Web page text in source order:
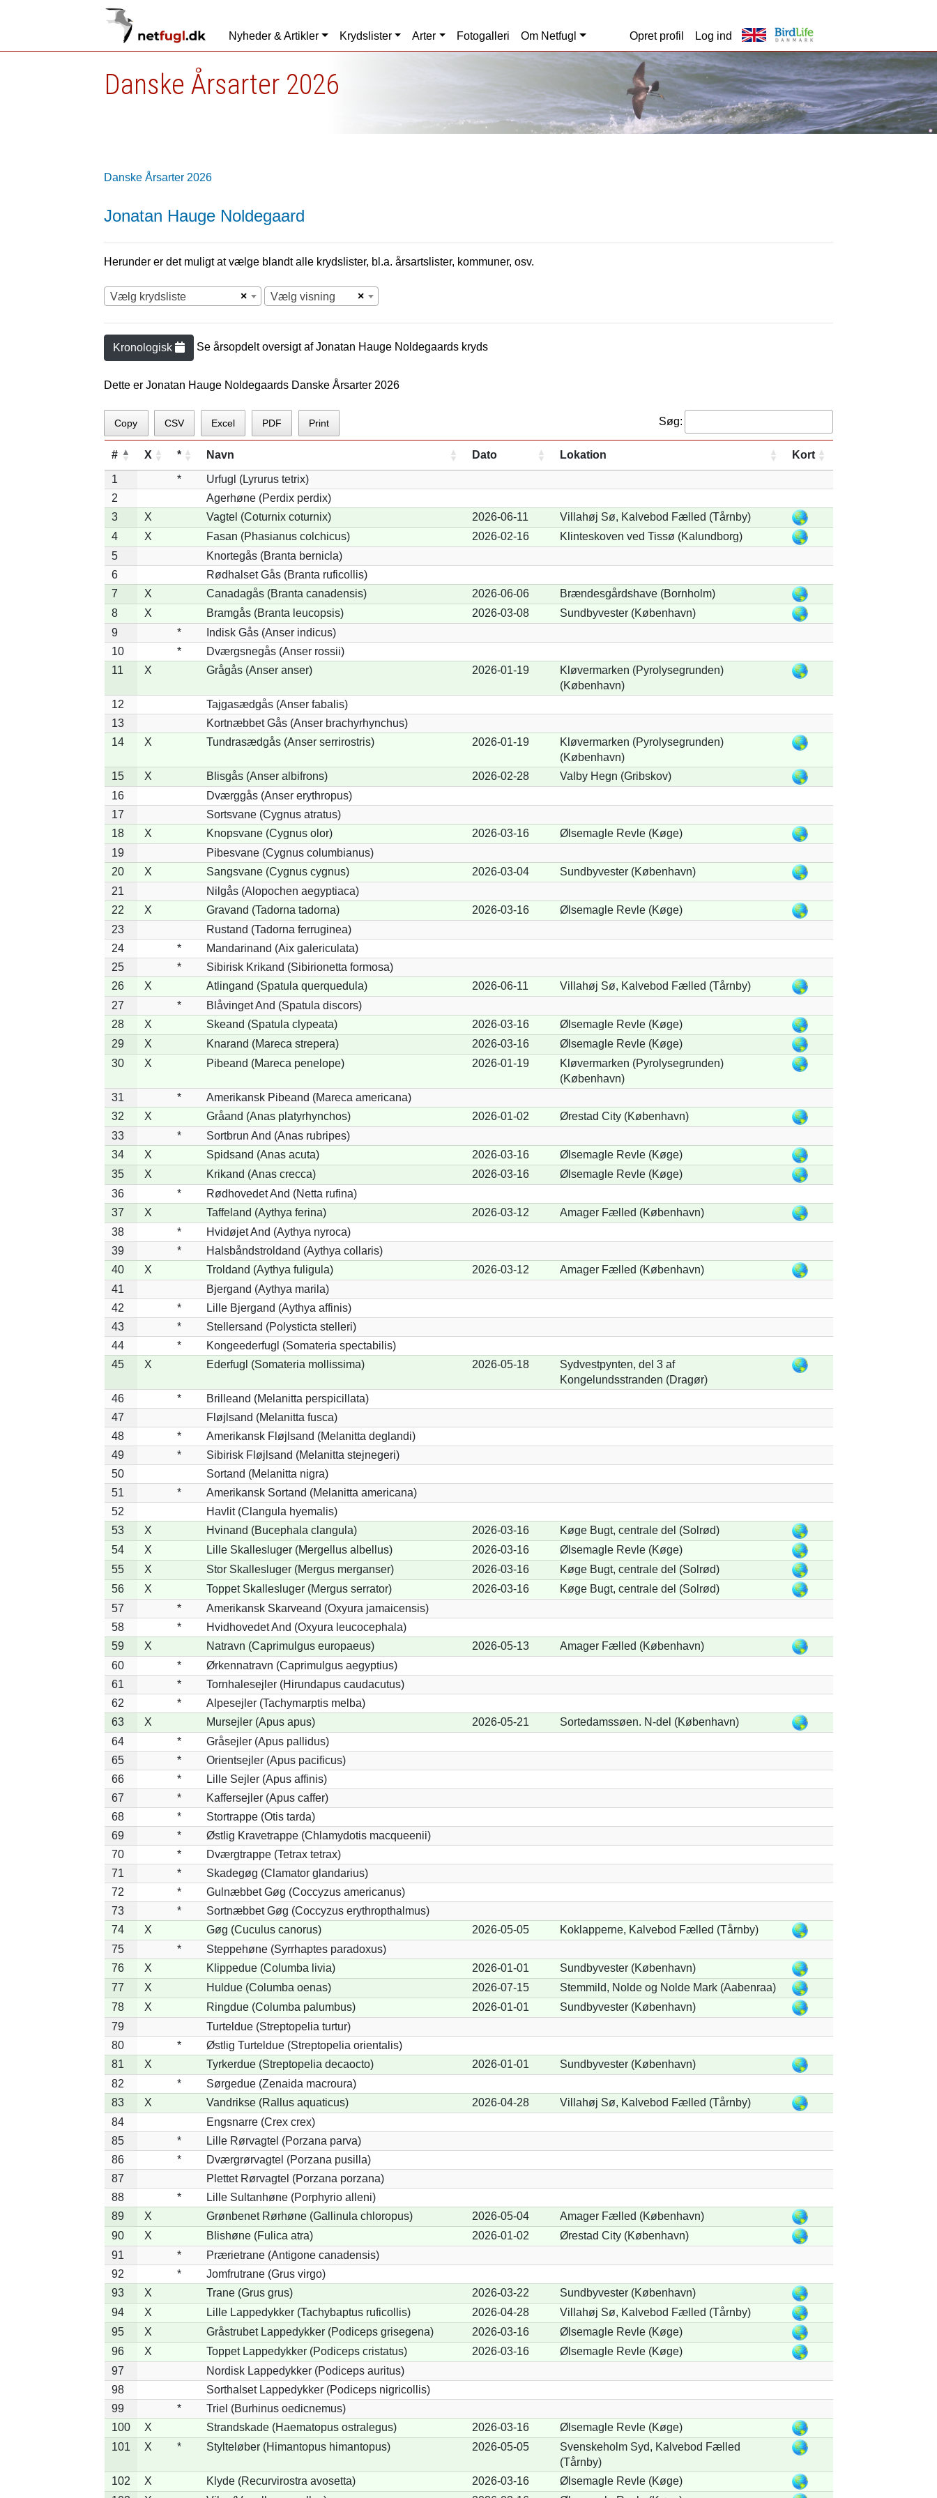
Nyheder & Artikler Krydslister Arter Fotogalleri Om Netfugl Opret profil Log ind
Danske Årsarter 2026
Danske Årsarter 2026
Jonatan Hauge Noldegaard
Herunder er det muligt at vælge blandt alle krydslister, bl.a. årsartslister, kommuner, osv.
×
Vælg krydsliste ×
Vælg visning
Kronologisk Se årsopdelt oversigt afJonatan Hauge Noldegaards kryds
Dette er Jonatan Hauge Noldegaards Danske Årsarter 2026
Copy CSV Excel PDF Print Søg:
# X * Navn Dato Lokation Kort
1 *
Urfugl (Lyrurus tetrix)
2
Agerhøne (Perdix perdix)
3
X Vagtel (Coturnix coturnix) 2026-06-11
Villahøj Sø, Kalvebod Fælled (Tårnby)
4
X Fasan (Phasianus colchicus) 2026-02-16
Klinteskoven ved Tissø (Kalundborg)
5
Knortegås (Branta bernicla)
6
Rødhalset Gås (Branta ruficollis)
7
X Canadagås (Branta canadensis) 2026-06-06
Brændesgårdshave (Bornholm)
8
X Bramgås (Branta leucopsis) 2026-03-08
Sundbyvester (København)
9
*
Indisk Gås (Anser indicus)
10
*
Dværgsnegås (Anser rossii)
11
X Grågås (Anser anser) 2026-01-19
Kløvermarken (Pyrolysegrunden)
(København)
12
Tajgasædgås (Anser fabalis)
13
Kortnæbbet Gås (Anser brachyrhynchus)
14
X Tundrasædgås (Anser serrirostris) 2026-01-19
Kløvermarken (Pyrolysegrunden)
(København)
15
X Blisgås (Anser albifrons) 2026-02-28
Valby Hegn (Gribskov)
16
Dværggås (Anser erythropus)
17
Sortsvane (Cygnus atratus)
18
X Knopsvane (Cygnus olor) 2026-03-16
Ølsemagle Revle (Køge)
19
Pibesvane (Cygnus columbianus)
20
X Sangsvane (Cygnus cygnus) 2026-03-04
Sundbyvester (København)
21
Nilgås (Alopochen aegyptiaca)
22
X Gravand (Tadorna tadorna) 2026-03-16
Ølsemagle Revle (Køge)
23
Rustand (Tadorna ferruginea)
24
*
Mandarinand (Aix galericulata)
25
*
Sibirisk Krikand (Sibirionetta formosa)
26
X Atlingand (Spatula querquedula) 2026-06-11
Villahøj Sø, Kalvebod Fælled (Tårnby)
27
*
Blåvinget And (Spatula discors)
28
X Skeand (Spatula clypeata) 2026-03-16
Ølsemagle Revle (Køge)
29
X Knarand (Mareca strepera) 2026-03-16
Ølsemagle Revle (Køge)
30
X Pibeand (Mareca penelope) 2026-01-19
Kløvermarken (Pyrolysegrunden)
(København)
31
*
Amerikansk Pibeand (Mareca americana)
32
X Gråand (Anas platyrhynchos) 2026-01-02
Ørestad City (København)
33
*
Sortbrun And (Anas rubripes)
34
X Spidsand (Anas acuta) 2026-03-16
Ølsemagle Revle (Køge)
35
X Krikand (Anas crecca) 2026-03-16
Ølsemagle Revle (Køge)
36
*
Rødhovedet And (Netta rufina)
37
X Taffeland (Aythya ferina) 2026-03-12
Amager Fælled (København)
38
*
Hvidøjet And (Aythya nyroca)
39
*
Halsbåndstroldand (Aythya collaris)
40
X Troldand (Aythya fuligula) 2026-03-12
Amager Fælled (København)
41
Bjergand (Aythya marila)
42
*
Lille Bjergand (Aythya affinis)
43
*
Stellersand (Polysticta stelleri)
44
*
Kongeederfugl (Somateria spectabilis)
45
X Ederfugl (Somateria mollissima) 2026-05-18
Sydvestpynten, del 3 af
Kongelundsstranden (Dragør)
46
*
Brilleand (Melanitta perspicillata)
47
Fløjlsand (Melanitta fusca)
48
*
Amerikansk Fløjlsand (Melanitta deglandi)
49
*
Sibirisk Fløjlsand (Melanitta stejnegeri)
50
Sortand (Melanitta nigra)
51
*
Amerikansk Sortand (Melanitta americana)
52
Havlit (Clangula hyemalis)
53
X Hvinand (Bucephala clangula) 2026-03-16
Køge Bugt, centrale del (Solrød)
54
X Lille Skallesluger (Mergellus albellus) 2026-03-16
Ølsemagle Revle (Køge)
55
X Stor Skallesluger (Mergus merganser) 2026-03-16
Køge Bugt, centrale del (Solrød)
56
X Toppet Skallesluger (Mergus serrator) 2026-03-16
Køge Bugt, centrale del (Solrød)
57
*
Amerikansk Skarveand (Oxyura jamaicensis)
58
*
Hvidhovedet And (Oxyura leucocephala)
59
X Natravn (Caprimulgus europaeus) 2026-05-13
Amager Fælled (København)
60
*
Ørkennatravn (Caprimulgus aegyptius)
61
*
Tornhalesejler (Hirundapus caudacutus)
62
*
Alpesejler (Tachymarptis melba)
63
X Mursejler (Apus apus) 2026-05-21
Sortedamssøen. N-del (København)
64
*
Gråsejler (Apus pallidus)
65
*
Orientsejler (Apus pacificus)
66
*
Lille Sejler (Apus affinis)
67
*
Kaffersejler (Apus caffer)
68
*
Stortrappe (Otis tarda)
69
*
Østlig Kravetrappe (Chlamydotis macqueenii)
70
*
Dværgtrappe (Tetrax tetrax)
71
*
Skadegøg (Clamator glandarius)
72
*
Gulnæbbet Gøg (Coccyzus americanus)
73
*
Sortnæbbet Gøg (Coccyzus erythropthalmus)
74
X Gøg (Cuculus canorus) 2026-05-05
Koklapperne, Kalvebod Fælled (Tårnby)
75
*
Steppehøne (Syrrhaptes paradoxus)
76
X Klippedue (Columba livia) 2026-01-01
Sundbyvester (København)
77
X Huldue (Columba oenas) 2026-07-15
Stemmild, Nolde og Nolde Mark (Aabenraa)
78
X Ringdue (Columba palumbus) 2026-01-01
Sundbyvester (København)
79
Turteldue (Streptopelia turtur)
80
*
Østlig Turteldue (Streptopelia orientalis)
81
X Tyrkerdue (Streptopelia decaocto) 2026-01-01
Sundbyvester (København)
82
*
Sørgedue (Zenaida macroura)
83
X Vandrikse (Rallus aquaticus) 2026-04-28
Villahøj Sø, Kalvebod Fælled (Tårnby)
84
Engsnarre (Crex crex)
85
*
Lille Rørvagtel (Porzana parva)
86
*
Dværgrørvagtel (Porzana pusilla)
87
Plettet Rørvagtel (Porzana porzana)
88
*
Lille Sultanhøne (Porphyrio alleni)
89
X Grønbenet Rørhøne (Gallinula chloropus) 2026-05-04
Amager Fælled (København)
90
X Blishøne (Fulica atra) 2026-01-02
Ørestad City (København)
91
*
Prærietrane (Antigone canadensis)
92
*
Jomfrutrane (Grus virgo)
93
X Trane (Grus grus) 2026-03-22
Sundbyvester (København)
94
X Lille Lappedykker (Tachybaptus ruficollis) 2026-04-28
Villahøj Sø, Kalvebod Fælled (Tårnby)
95
X Gråstrubet Lappedykker (Podiceps grisegena) 2026-03-16
Ølsemagle Revle (Køge)
96
X Toppet Lappedykker (Podiceps cristatus) 2026-03-16
Ølsemagle Revle (Køge)
97
Nordisk Lappedykker (Podiceps auritus)
98
Sorthalset Lappedykker (Podiceps nigricollis)
99
*
Triel (Burhinus oedicnemus)
100
X Strandskade (Haematopus ostralegus) 2026-03-16
Ølsemagle Revle (Køge)
101
X * Stylteløber (Himantopus himantopus) 2026-05-05
Svenskeholm Syd, Kalvebod Fælled
(Tårnby)
102
X Klyde (Recurvirostra avosetta) 2026-03-16
Ølsemagle Revle (Køge)